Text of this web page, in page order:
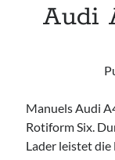
Links
#schreischwein
Audi
Manuels Audi
Rotiform Six.
Lader leistet die